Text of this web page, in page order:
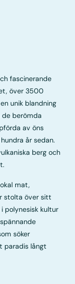
fascinerande
över 3500
unik blandning
berömda
av öns
år sedan.
berg och
mat,
stolta över sitt
polynesisk kultur
söker
paradis långt